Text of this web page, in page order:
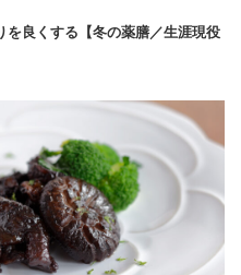
を良くする【冬の薬膳／生涯現役